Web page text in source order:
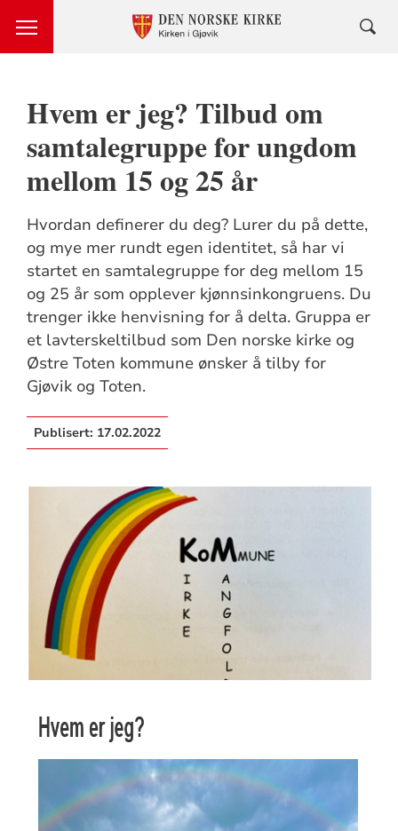
Hvem er jeg? Tilbud om
samtalegruppe for ungdom
mellom 15 og 25 år
Hvordan definerer du deg? Lurer du på dette,
og mye mer rundt egen identitet, så har vi
startet en samtalegruppe for deg mellom 15
og 25 år som opplever kjønnsinkongruens. Du
trenger ikke henvisning for å delta. Gruppa er
et lavterskeltilbud som Den norske kirke og
Østre Toten kommune ønsker å tilby for
Gjøvik og Toten.
Publisert: 17.02.2022